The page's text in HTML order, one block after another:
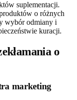
suplementacji.
o różnych
wybór odmiany i
kuracji.
o
marketing